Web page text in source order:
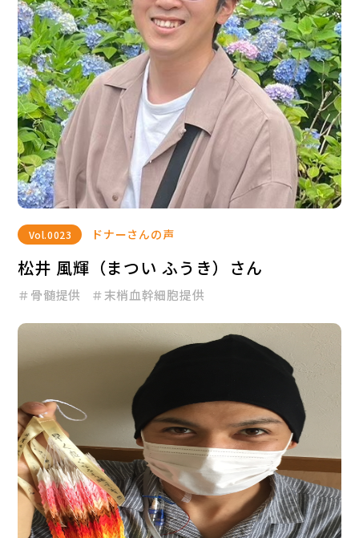
Vol.0023 ドナーさんの声
松井 風輝（まつい ふうき）さん
＃骨髄提供 ＃末梢血幹細胞提供